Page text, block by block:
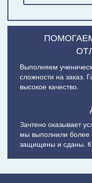
Выполняем
сложности на заказ.
высокое качество.
Зачтено оказывает
мы выполнили более
защищены и сданы.